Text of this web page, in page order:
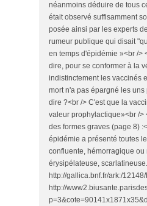
néanmoins déduire de tous
était observé suffisamment
posée ainsi par les experts
rumeur publique qui disait
en temps d'épidémie »<br />
dire, pour se conformer à la
indistinctement les vaccinés
mort n'a pas épargné les
dire ?<br /> C'est que la
valeur prophylactique»<br />
des formes graves (page 8)
épidémie a présenté toutes
confluente, hémorragique
érysipélateuse,
http://gallica.bnf.fr/ark:/
http://